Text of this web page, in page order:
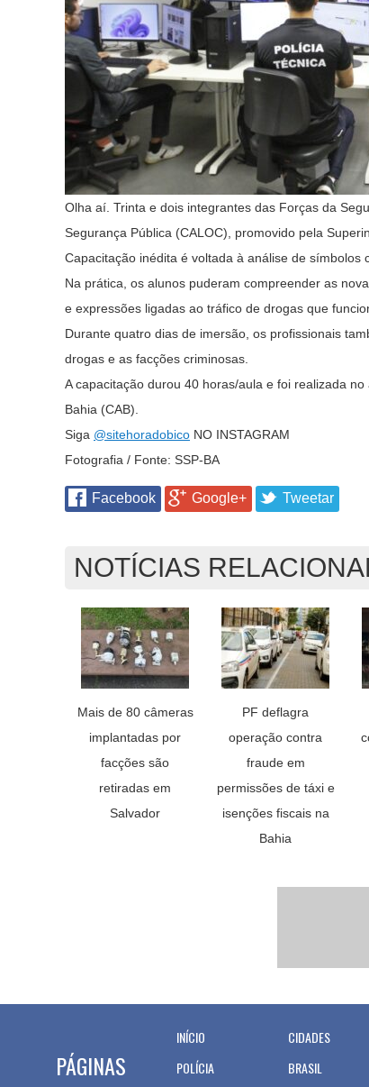
Olha aí. Trinta e dois integrantes das Forças da
Segurança Pública (CALOC), promovido pela
Capacitação inédita é voltada à análise de símbolos
Na prática, os alunos puderam compreender as
e expressões ligadas ao tráfico de drogas que
Durante quatro dias de imersão, os profissionais
drogas e as facções criminosas.
A capacitação durou 40 horas/aula e foi realizada
Bahia (CAB).
Siga @sitehoradobico NO INSTAGRAM
Fotografia / Fonte: SSP-BA
Facebook Google+ Tweetar
NOTÍCIAS
Mais de 80 câmeras
implantadas por
facções são
retiradas em
Salvador
PF deflagra
operação contra
fraude em
permissões de táxi e
isenções fiscais na
Bahia
PÁGINAS
INÍCIO CIDADES
POLÍCIA
BRASIL